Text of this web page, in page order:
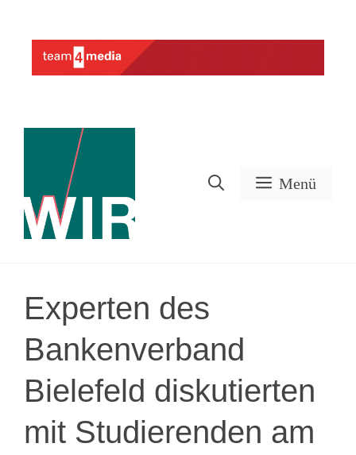
springen
Menü
Experten des
Bankenverband
Bielefeld diskutierten
mit Studierenden am